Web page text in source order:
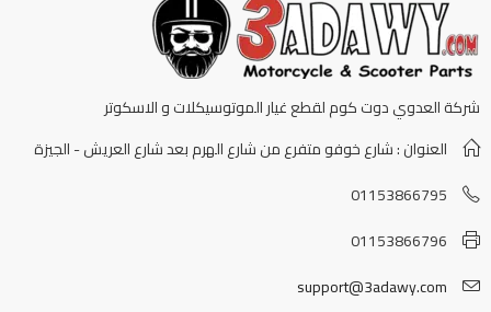
شركة العدوي دوت كوم لقطع غيار الموتوسيكلات و الاسكوتر
العنوان : شارع خوفو متفرع من شارع الهرم بعد شارع العريش - الجيزة
01153866795
01153866796
support@3adawy.com